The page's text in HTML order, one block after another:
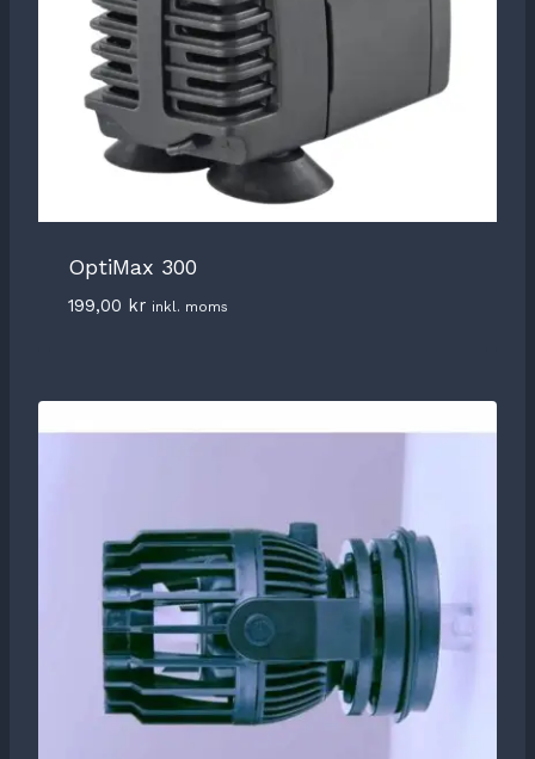
OptiMax 300
199,00 kr inkl. moms